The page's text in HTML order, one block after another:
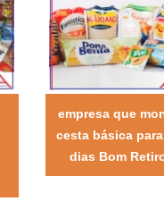
empresa que
cesta básica
dias Bom